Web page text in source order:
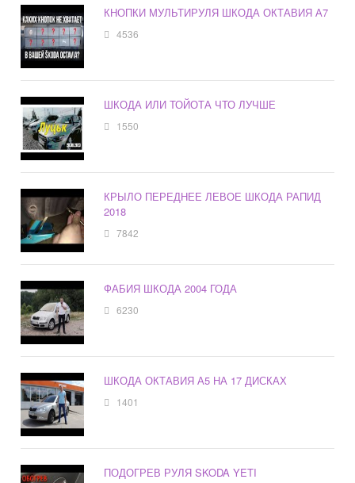
КНОПКИ МУЛЬТИРУЛЯ ШКОДА ОКТАВИЯ А7
4536
ШКОДА ИЛИ ТОЙОТА ЧТО ЛУЧШЕ
1550
КРЫЛО ПЕРЕДНЕЕ ЛЕВОЕ ШКОДА РАПИД
2018
7842
ФАБИЯ ШКОДА 2004 ГОДА
6230
ШКОДА ОКТАВИЯ А5 НА 17 ДИСКАХ
1401
ПОДОГРЕВ РУЛЯ SKODA YETI